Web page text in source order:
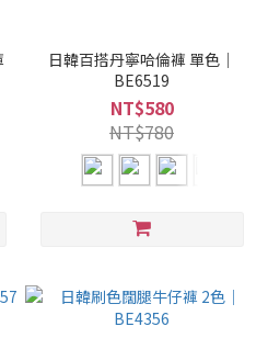
日韓百搭丹寧哈倫褲 單色｜
BE6519
NT$580
NT$780